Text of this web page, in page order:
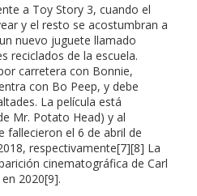
a Toy Story 3, cuando el
y el resto se acostumbran a
nuevo juguete llamado
reciclados de la escuela.
carretera con Bonnie,
con Bo Peep, y debe
La película está
Mr. Potato Head) y al
fallecieron el 6 de abril de
respectivamente[7][8] La
cinematográfica de Carl
2020[9].